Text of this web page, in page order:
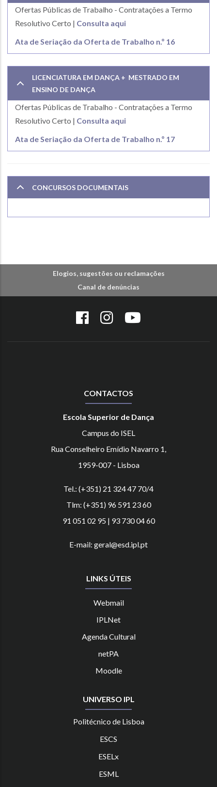
Ofertas Públicas de Trabalho - Contratações a Termo
Resolutivo Certo | Consulta aqui
Ata de Seriação da Oferta de Trabalho n.º 16
LICENCIATURA EM DANÇA + MESTRADO EM
ENSINO DE DANÇA
Ofertas Públicas de Trabalho - Contratações a Termo
Resolutivo Certo | Consulta aqui
Ata de Seriação da Oferta de Trabalho n.º 17
CONCURSOS DOCUMENTAIS
Elogios, sugestões ou reclamações
Canal de denúncias
CONTACTOS
Escola Superior de Dança
Campus do ISEL
Rua Conselheiro Emídio Navarro 1,
1959-007 - Lisboa
Tel.: (+351) 21 324 47 70/4
Tlm: (+351) 96 591 23 60
91 051 02 95 | 93 730 04 60
E-mail: geral@esd.ipl.pt
LINKS ÚTEIS
Webmail
IPLNet
Agenda Cultural
netPA
Moodle
UNIVERSO IPL
Politécnico de Lisboa
ESCS
ESELx
ESML